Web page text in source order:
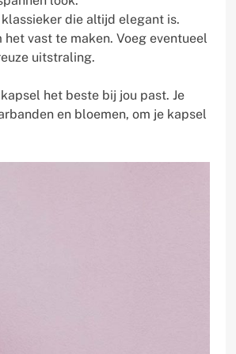
die altijd elegant is.
vast te maken. Voeg eventueel
uitstraling.
het beste bij jou past. Je
en bloemen, om je kapsel